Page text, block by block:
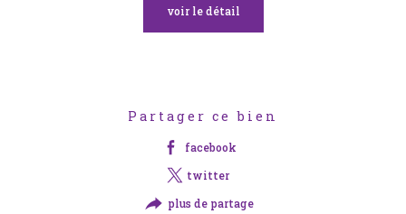
voir le détail
Partager ce bien
facebook
twitter
plus de partage